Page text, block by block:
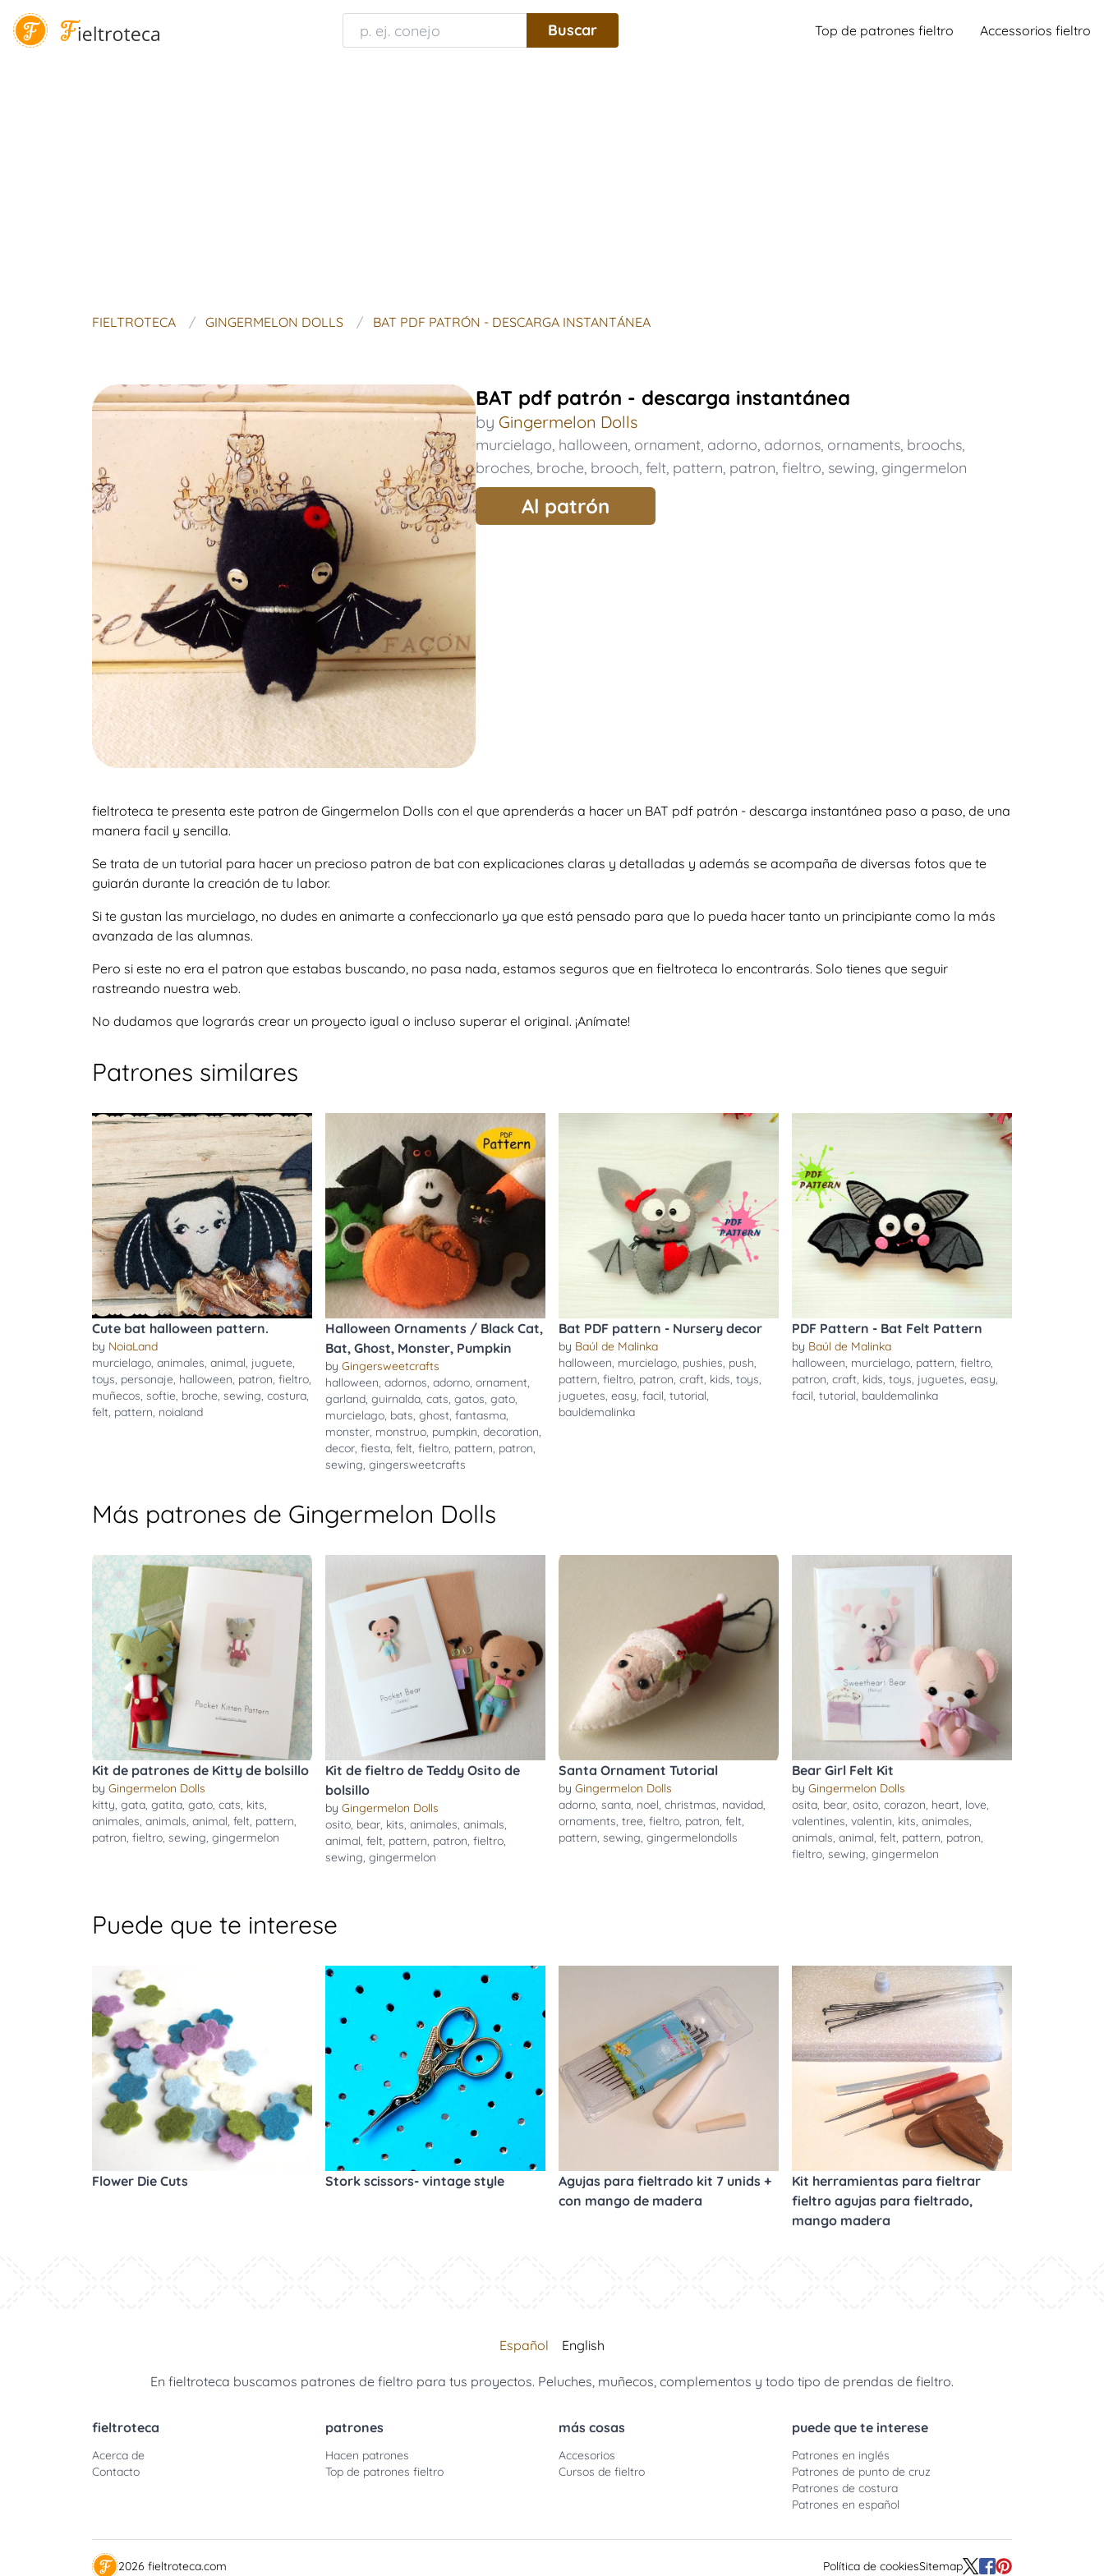
Top de patrones fieltro Accessorios fieltro
FIELTROTECA GINGERMELON DOLLS BAT PDF PATRÓN - DESCARGA INSTANTÁNEA
BAT pdf patrón - descarga instantánea
by Gingermelon Dolls
murcielago, halloween, ornament, adorno, adornos, ornaments, broochs,
broches, broche, brooch, felt, pattern, patron, fieltro, sewing, gingermelon
Al patrón
fieltroteca te presenta este patron de Gingermelon Dolls con el que aprenderás a hacer un BAT pdf patrón - descarga instantánea paso a paso, de una
manera facil y sencilla.
Se trata de un tutorial para hacer un precioso patron de bat con explicaciones claras y detalladas y además se acompaña de diversas fotos que te
guiarán durante la creación de tu labor.
Si te gustan las murcielago, no dudes en animarte a confeccionarlo ya que está pensado para que lo pueda hacer tanto un principiante como la más
avanzada de las alumnas.
Pero si este no era el patron que estabas buscando, no pasa nada, estamos seguros que en fieltroteca lo encontrarás. Solo tienes que seguir
rastreando nuestra web.
No dudamos que lograrás crear un proyecto igual o incluso superar el original. ¡Anímate!
Patrones similares
Cute bat halloween pattern.
by NoiaLand
murcielago, animales, animal, juguete,
toys, personaje, halloween, patron, fieltro,
muñecos, softie, broche, sewing, costura,
felt, pattern, noialand
Halloween Ornaments / Black Cat,
Bat, Ghost, Monster, Pumpkin
by Gingersweetcrafts
halloween, adornos, adorno, ornament,
garland, guirnalda, cats, gatos, gato,
murcielago, bats, ghost, fantasma,
monster, monstruo, pumpkin, decoration,
decor, fiesta, felt, fieltro, pattern, patron,
sewing, gingersweetcrafts
Bat PDF pattern - Nursery decor
by Baúl de Malinka
halloween, murcielago, pushies, push,
pattern, fieltro, patron, craft, kids, toys,
juguetes, easy, facil, tutorial,
bauldemalinka
PDF Pattern - Bat Felt Pattern
by Baúl de Malinka
halloween, murcielago, pattern, fieltro,
patron, craft, kids, toys, juguetes, easy,
facil, tutorial, bauldemalinka
Más patrones de Gingermelon Dolls
Kit de patrones de Kitty de bolsillo
by Gingermelon Dolls
kitty, gata, gatita, gato, cats, kits,
animales, animals, animal, felt, pattern,
patron, fieltro, sewing, gingermelon
Kit de fieltro de Teddy Osito de
bolsillo
by Gingermelon Dolls
osito, bear, kits, animales, animals,
animal, felt, pattern, patron, fieltro,
sewing, gingermelon
Santa Ornament Tutorial
by Gingermelon Dolls
adorno, santa, noel, christmas, navidad,
ornaments, tree, fieltro, patron, felt,
pattern, sewing, gingermelondolls
Bear Girl Felt Kit
by Gingermelon Dolls
osita, bear, osito, corazon, heart, love,
valentines, valentin, kits, animales,
animals, animal, felt, pattern, patron,
fieltro, sewing, gingermelon
Puede que te interese
Flower Die Cuts Stork scissors- vintage style
Agujas para fieltrado kit 7 unids +
con mango de madera
Kit herramientas para fieltrar
fieltro agujas para fieltrado,
mango madera
Español English
En fieltroteca buscamos patrones de fieltro para tus proyectos. Peluches, muñecos, complementos y todo tipo de prendas de fieltro.
fieltroteca
Acerca de
Contacto
patrones
Hacen patrones
Top de patrones fieltro
más cosas
Accesorios
Cursos de fieltro
puede que te interese
Patrones en inglés
Patrones de punto de cruz
Patrones de costura
Patrones en español
2026 fieltroteca.com Política de cookiesSitemap